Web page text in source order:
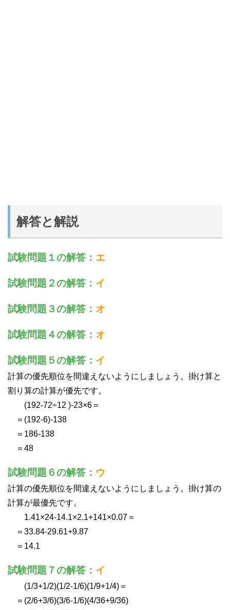
解答と解説
試験問題１の解答： エ
試験問題２の解答： イ
試験問題３の解答： オ
試験問題４の解答： オ
試験問題５の解答： イ
計算の優先順位を間違えないようにしましょう。掛け算と
割り算の計算が優先です。
(192-72÷12 )-23×6＝
＝(192-6)-138
＝186-138
＝48
試験問題６の解答： ウ
計算の優先順位を間違えないようにしましょう。掛け算の
計算が最優先です。
1.41×24-14.1×2.1+141×0.07＝
＝33.84-29.61+9.87
＝14.1
試験問題７の解答： イ
(1/3+1/2)(1/2-1/6)(1/9+1/4)＝
＝(2/6+3/6)(3/6-1/6)(4/36+9/36)